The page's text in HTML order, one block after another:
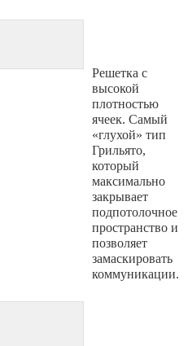
Решетка с
высокой
плотностью
ячеек. Самый
«глухой» тип
Грильято,
который
максимально
закрывает
подпотолочное
пространство и
позволяет
замаскировать
коммуникации.